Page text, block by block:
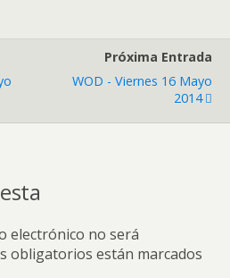
Próxima Entrada
WOD - Viernes 16 Mayo
2014
electrónico no será
obligatorios están marcados